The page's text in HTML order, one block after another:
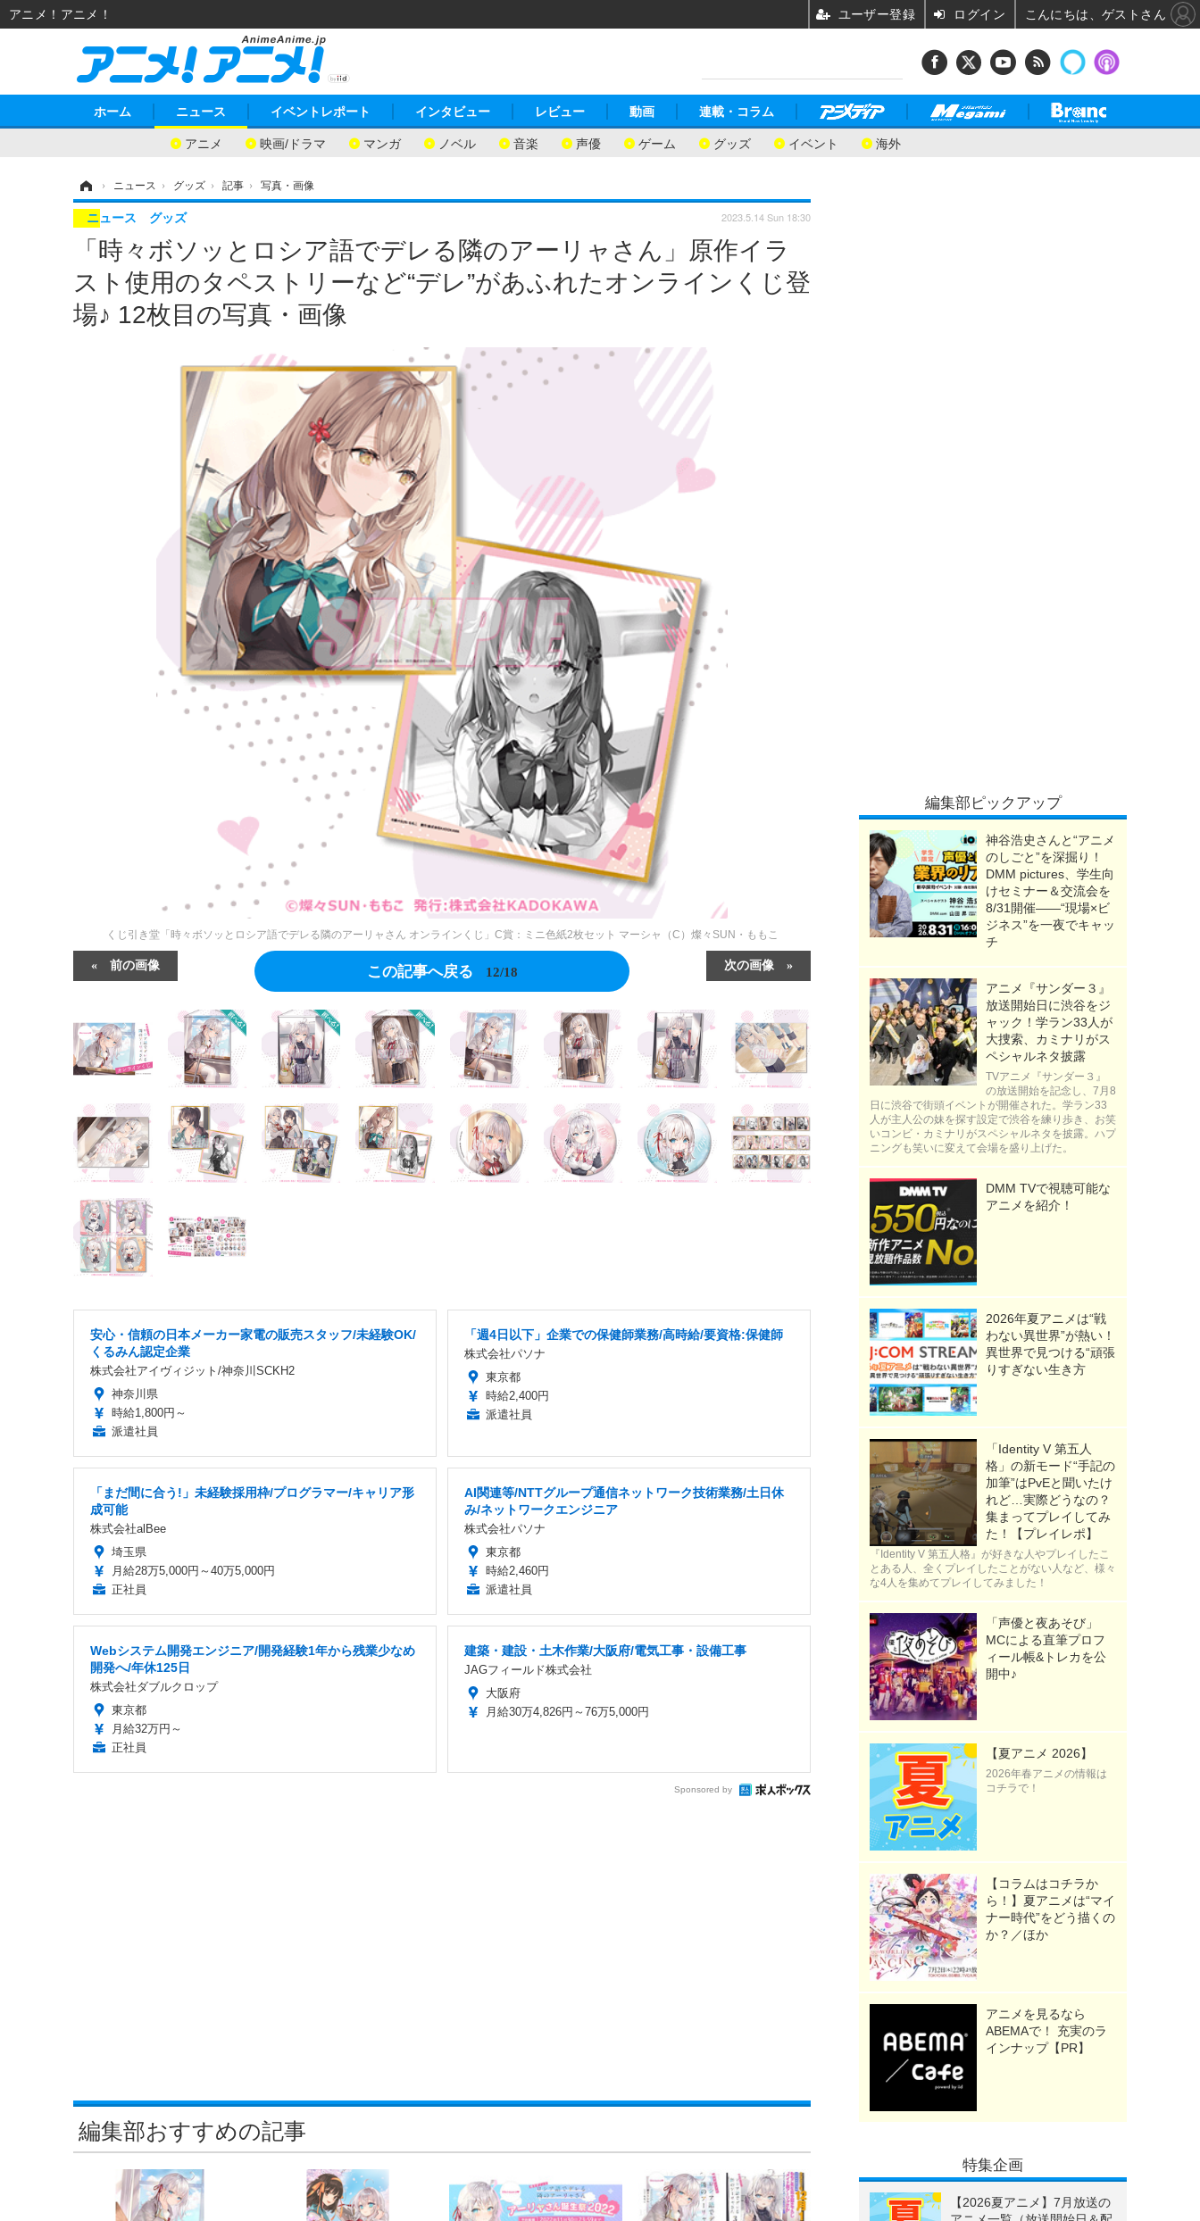
ホーム ニュース
アニメ 映画/ドラマ マンガ ノベル 音楽 声優 ゲーム グッズ イベント 海外
イベントレポート インタビュー レビュー 動画 連載・コラム
› ニュース › グッズ › 記事 › 写真・画像
「時々ボソッとロシア語でデレる隣のアーリャさん」原作イラ
スト使用のタペストリーなど“デレ”があふれたオンラインくじ登
場♪ 12枚目の写真・画像
ニュース グッズ 2023.5.14 Sun 18:30
くじ引き堂「時々ボソッとロシア語でデレる隣のアーリャさん オンラインくじ」C賞：ミニ色紙2枚セット マーシャ（C）燦々SUN・ももこ
前の画像 次の画像
この記事へ戻る 12/18
安心・信頼の日本メーカー家電の販売スタッフ/未経験OK/
くるみん認定企業
株式会社アイヴィジット/神奈川SCKH2
神奈川県
時給1,800円～
派遣社員
「週4日以下」企業での保健師業務/高時給/要資格:保健師
株式会社パソナ
東京都
時給2,400円
派遣社員
「まだ間に合う!」未経験採用枠/プログラマー/キャリア形
成可能
株式会社alBee
埼玉県
月給28万5,000円～40万5,000円
正社員
AI関連等/NTTグループ通信ネットワーク技術業務/土日休
み/ネットワークエンジニア
株式会社パソナ
東京都
時給2,460円
派遣社員
Webシステム開発エンジニア/開発経験1年から残業少なめ
開発へ/年休125日
株式会社ダブルクロップ
東京都
月給32万円～
正社員
建築・建設・土木作業/大阪府/電気工事・設備工事
JAGフィールド株式会社
大阪府
月給30万4,826円～76万5,000円
Sponsored by
編集部おすすめの記事
編集部ピックアップ
神谷浩史さんと“アニメ
のしごと”を深掘り！
DMM pictures、学生向
けセミナー＆交流会を
8/31開催――“現場×ビ
ジネス”を一夜でキャッ
チ
アニメ『サンダー３』
放送開始日に渋谷をジ
ャック！学ラン33人が
大捜索、カミナリがス
ペシャルネタ披露
TVアニメ『サンダー３』
の放送開始を記念し、7月8
日に渋谷で街頭イベントが開催された。学ラン33
人が主人公の妹を探す設定で渋谷を練り歩き、お笑
いコンビ・カミナリがスペシャルネタを披露。ハプ
ニングも笑いに変えて会場を盛り上げた。
DMM TVで視聴可能な
アニメを紹介！
2026年夏アニメは“戦
わない異世界”が熱い！
異世界で見つける“頑張
りすぎない生き方
「Identity V 第五人
格」の新モード“手記の
加筆”はPvEと聞いたけ
れど…実際どうなの？
集まってプレイしてみ
た！【プレイレポ】
『Identity V 第五人格』が好きな人やプレイしたこ
とある人、全くプレイしたことがない人など、様々
な4人を集めてプレイしてみました！
「声優と夜あそび」
MCによる直筆プロフ
ィール帳&トレカを公
開中♪
【夏アニメ 2026】
2026年春アニメの情報は
コチラで！
【コラムはコチラか
ら！】夏アニメは“マイ
ナー時代”をどう描くの
か？／ほか
アニメを見るなら
ABEMAで！ 充実のラ
インナップ【PR】
特集企画
【2026夏アニメ】7月放送の
アニメ！アニメ！ ユーザー登録 ログイン こんにちは、ゲストさん